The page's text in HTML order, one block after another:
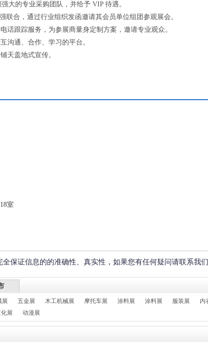
大的专业采购团队，并给予 VIP 待遇。
合，通过行业组织发函邀请其会员单位组团参观展会。
话跟踪服务，为参展商量身定制方案，邀请专业观众。
沟通、合作、学习的平台。
天盖地式宣传。
室
保证信息的的准确性、真实性，如果您有任何疑问请联系我
展 五金展 木工机械展 摩托车展 涂料展 涂料展 服装展
内
展 动漫展